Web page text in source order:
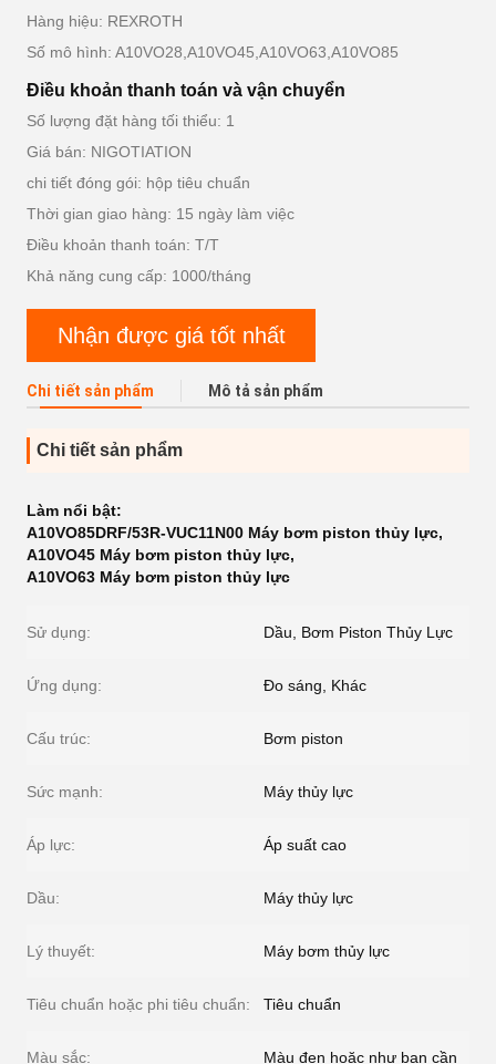
Hàng hiệu: REXROTH
Số mô hình: A10VO28,A10VO45,A10VO63,A10VO85
Điều khoản thanh toán và vận chuyển
Số lượng đặt hàng tối thiểu: 1
Giá bán: NIGOTIATION
chi tiết đóng gói: hộp tiêu chuẩn
Thời gian giao hàng: 15 ngày làm việc
Điều khoản thanh toán: T/T
Khả năng cung cấp: 1000/tháng
Nhận được giá tốt nhất
Chi tiết sản phẩm Mô tả sản phẩm
Chi tiết sản phẩm
Làm nổi bật:
A10VO85DRF/53R-VUC11N00 Máy bơm piston thủy lực,
A10VO45 Máy bơm piston thủy lực,
A10VO63 Máy bơm piston thủy lực
Sử dụng: Dầu, Bơm Piston Thủy Lực
Ứng dụng: Đo sáng, Khác
Cấu trúc: Bơm piston
Sức mạnh: Máy thủy lực
Áp lực: Áp suất cao
Dầu: Máy thủy lực
Lý thuyết: Máy bơm thủy lực
Tiêu chuẩn hoặc phi tiêu chuẩn: Tiêu chuẩn
Màu sắc: Màu đen hoặc như bạn cần